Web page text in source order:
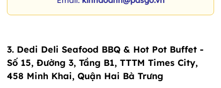
3. Dedi Deli Seafood BBQ & Hot Pot Buffet -
Số 15, Đường 3, Tầng B1, TTTM Times City,
458 Minh Khai, Quận Hai Bà Trưng